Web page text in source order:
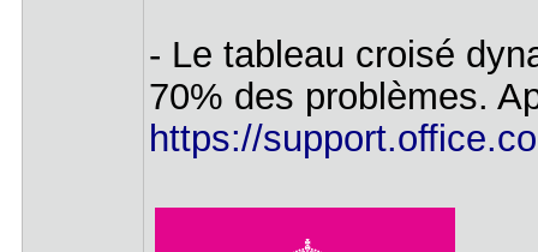
- Le tableau croisé
70% des problèmes.
https://